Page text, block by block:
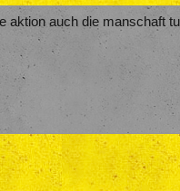
aktion auch die manschaft